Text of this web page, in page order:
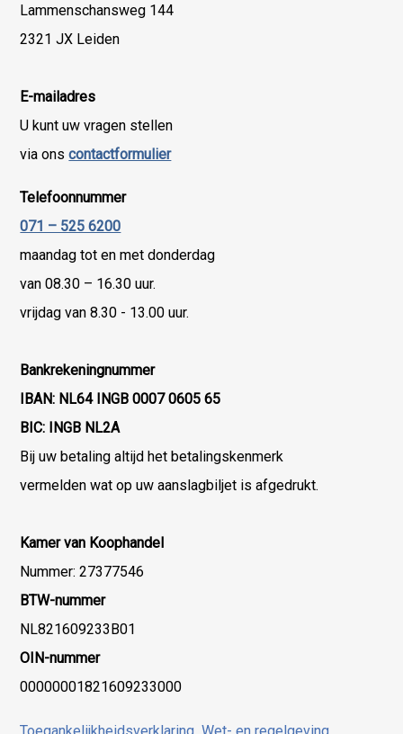
Lammenschansweg 144
2321 JX Leiden
E-mailadres
U kunt uw vragen stellen
via onscontactformulier
Telefoonnummer
071 – 525 6200
maandag tot en met donderdag
van 08.30 – 16.30 uur.
vrijdag van 8.30 - 13.00 uur.
Bankrekeningnummer
IBAN: NL64 INGB 0007 0605 65
BIC: INGB NL2A
Bij uw betaling altijd het betalingskenmerk
vermelden wat op uw aanslagbiljet is afgedrukt.
Kamer van Koophandel
Nummer: 27377546
BTW-nummer
NL821609233B01
OIN-nummer
00000001821609233000